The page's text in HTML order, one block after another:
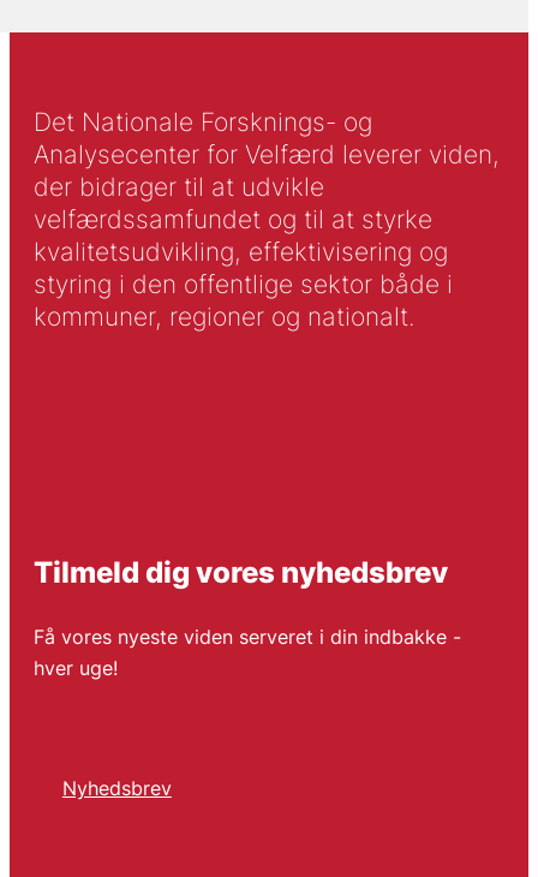
Det Nationale Forsknings- og
Analysecenter for Velfærd leverer viden,
der bidrager til at udvikle
velfærdssamfundet og til at styrke
kvalitetsudvikling, effektivisering og
styring i den offentlige sektor både i
kommuner, regioner og nationalt.
Tilmeld dig vores nyhedsbrev
Få vores nyeste viden serveret i din indbakke -
hver uge!
Nyhedsbrev